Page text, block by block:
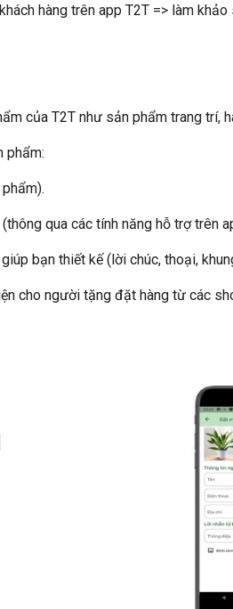
hàng trên app T2T => làm khảo
của T2T như sản phẩm trang trí,
phẩm:
qua các tính năng hỗ trợ trên
bạn thiết kế (lời chúc, thoại,
cho người tặng đặt hàng từ các